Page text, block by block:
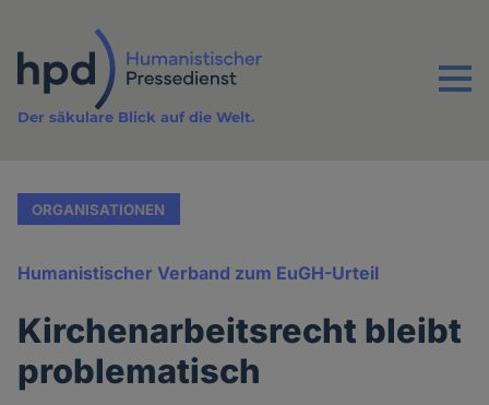
Inhalt
Menu
Der säkulare Blick auf die Welt.
ORGANISATIONEN
Humanistischer Verband zum EuGH-Urteil
Kirchenarbeitsrecht bleibt
problematisch